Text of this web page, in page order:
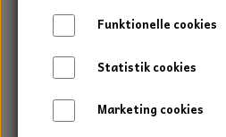
PAKDÅSER
HAVE/
UNIVERSALE REMME TIL
TRAKTOR/
Funktionelle cookies
Statistik cookies
Marketing cookies